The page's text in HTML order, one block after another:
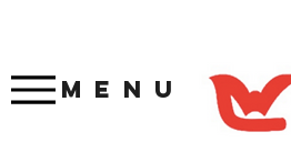
Menu